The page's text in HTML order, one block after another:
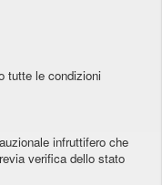
tutte le condizioni
infruttifero che
verifica dello stato